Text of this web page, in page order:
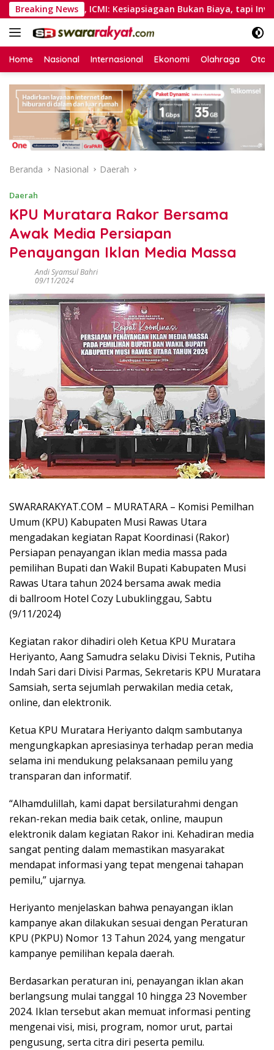
Langsung
ke
konten
Breaking News
Permisi, ICMI: Kesiapsiagaan Bukan Biaya, tapi Investasi
Home Nasional Internasional Ekonomi Olahraga
Beranda Nasional Daerah
Daerah
KPU Muratara Rakor Bersama
Awak Media Persiapan
Penayangan Iklan Media Massa
Andi Syamsul Bahri
09/11/2024
SWARARAKYAT.COM – MURATARA – Komisi Pemilhan
Umum (KPU) Kabupaten Musi Rawas Utara
mengadakan kegiatan Rapat Koordinasi (Rakor)
Persiapan penayangan iklan media massa pada
pemilihan Bupati dan Wakil Bupati Kabupaten Musi
Rawas Utara tahun 2024 bersama awak media
di ballroom Hotel Cozy Lubuklinggau, Sabtu
(9/11/2024)
Kegiatan rakor dihadiri oleh Ketua KPU Muratara
Heriyanto, Aang Samudra selaku Divisi Teknis, Putiha
Indah Sari dari Divisi Parmas, Sekretaris KPU Muratara
Samsiah, serta sejumlah perwakilan media cetak,
online, dan elektronik.
Ketua KPU Muratara Heriyanto dalqm sambutanya
mengungkapkan apresiasinya terhadap peran media
selama ini mendukung pelaksanaan pemilu yang
transparan dan informatif.
“Alhamdulillah, kami dapat bersilaturahmi dengan
rekan-rekan media baik cetak, online, maupun
elektronik dalam kegiatan Rakor ini. Kehadiran media
sangat penting dalam memastikan masyarakat
mendapat informasi yang tepat mengenai tahapan
pemilu,” ujarnya.
Heriyanto menjelaskan bahwa penayangan iklan
kampanye akan dilakukan sesuai dengan Peraturan
KPU (PKPU) Nomor 13 Tahun 2024, yang mengatur
kampanye pemilihan kepala daerah.
Berdasarkan peraturan ini, penayangan iklan akan
berlangsung mulai tanggal 10 hingga 23 November
2024. Iklan tersebut akan memuat informasi penting
mengenai visi, misi, program, nomor urut, partai
pengusung, serta citra diri peserta pemilu.